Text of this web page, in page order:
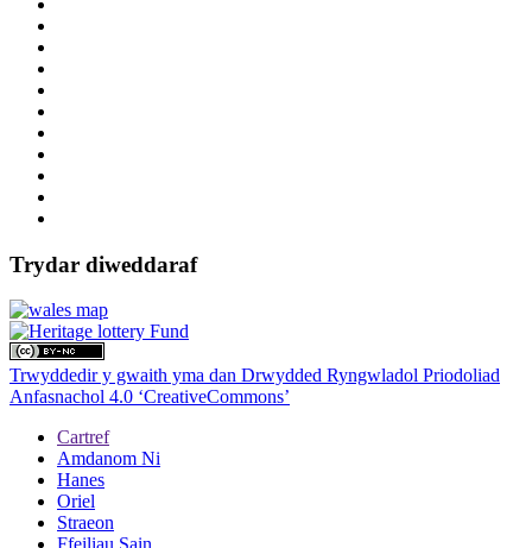
Trydar diweddaraf
Trwyddedir y gwaith yma dan Drwydded Ryngwladol Priodoliad
Anfasnachol 4.0 ‘CreativeCommons’
Cartref
Amdanom Ni
Hanes
Oriel
Straeon